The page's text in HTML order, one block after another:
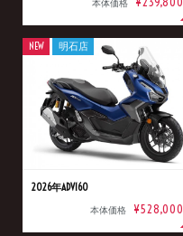
本体価格
2026年ADV160
本体価格 ¥528,000
NEW 明石店